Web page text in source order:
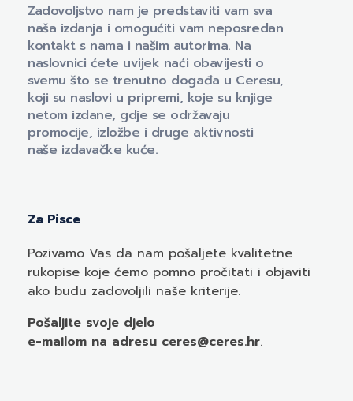
Zadovoljstvo nam je predstaviti vam sva
naša izdanja i omogućiti vam neposredan
kontakt s nama i našim autorima. Na
naslovnici ćete uvijek naći obavijesti o
svemu što se trenutno događa u Ceresu,
koji su naslovi u pripremi, koje su knjige
netom izdane, gdje se održavaju
promocije, izložbe i druge aktivnosti
naše izdavačke kuće.
Za Pisce
Pozivamo Vas da nam pošaljete kvalitetne
rukopise koje ćemo pomno pročitati i objaviti
ako budu zadovoljili naše kriterije.
Pošaljite svoje djelo
e-mailom na adresu ceres@ceres.hr.